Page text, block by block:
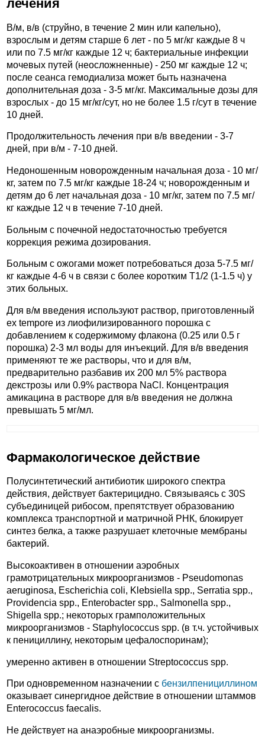
лечения
В/м, в/в (струйно, в течение 2 мин или капельно),
взрослым и детям старше 6 лет - по 5 мг/кг каждые 8 ч
или по 7.5 мг/кг каждые 12 ч; бактериальные инфекции
мочевых путей (неосложненные) - 250 мг каждые 12 ч;
после сеанса гемодиализа может быть назначена
дополнительная доза - 3-5 мг/кг. Максимальные дозы для
взрослых - до 15 мг/кг/сут, но не более 1.5 г/сут в течение
10 дней.
Продолжительность лечения при в/в введении - 3-7
дней, при в/м - 7-10 дней.
Недоношенным новорожденным начальная доза - 10 мг/
кг, затем по 7.5 мг/кг каждые 18-24 ч; новорожденным и
детям до 6 лет начальная доза - 10 мг/кг, затем по 7.5 мг/
кг каждые 12 ч в течение 7-10 дней.
Больным с почечной недостаточностью требуется
коррекция режима дозирования.
Больным с ожогами может потребоваться доза 5-7.5 мг/
кг каждые 4-6 ч в связи с более коротким T1/2 (1-1.5 ч) у
этих больных.
Для в/м введения используют раствор, приготовленный
ex tempore из лиофилизированного порошка с
добавлением к содержимому флакона (0.25 или 0.5 г
порошка) 2-3 мл воды для инъекций. Для в/в введения
применяют те же растворы, что и для в/м,
предварительно разбавив их 200 мл 5% раствора
декстрозы или 0.9% раствора NaCl. Концентрация
амикацина в растворе для в/в введения не должна
превышать 5 мг/мл.
Фармакологическое действие
Полусинтетический антибиотик широкого спектра
действия, действует бактерицидно. Связываясь с 30S
субъединицей рибосом, препятствует образованию
комплекса транспортной и матричной РНК, блокирует
синтез белка, а также разрушает клеточные мембраны
бактерий.
Высокоактивен в отношении аэробных
грамотрицательных микроорганизмов - Pseudomonas
aeruginosa, Escherichia coli, Klebsiella spp., Serratia spp.,
Providencia spp., Enterobacter spp., Salmonella spp.,
Shigella spp.; некоторых грамположительных
микроорганизмов - Staphylococcus spp. (в т.ч. устойчивых
к пенициллину, некоторым цефалоспоринам);
умеренно активен в отношении Streptococcus spp.
При одновременном назначении с бензилпенициллином
оказывает синергидное действие в отношении штаммов
Enterococcus faecalis.
Не действует на анаэробные микроорганизмы.